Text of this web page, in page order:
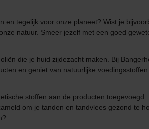
en tegelijk voor onze planeet? Wist je
natuur. Smeer jezelf met een goed
die je huid zijdezacht maken. Bij
en geniet van natuurlijke
stoffen aan de producten
om je tanden en tandvlees gezond te